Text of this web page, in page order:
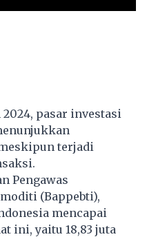
2024, pasar investasi
terjadi
Pengawas
(Bappebti),
mencapai
ini, yaitu 18,83 juta